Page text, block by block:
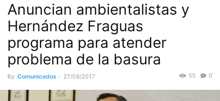
Anuncian ambientalistas y
Hernández Fraguas
programa para atender
problema de la basura
By Comunicados - 27/08/2017 0
55